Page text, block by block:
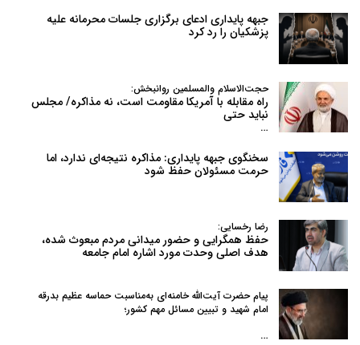
جبهه پایداری ادعای برگزاری جلسات محرمانه علیه
پزشکیان را رد کرد
حجت‌الاسلام والمسلمین روانبخش:
راه مقابله با آمریکا مقاومت است، نه مذاکره/ مجلس
نباید حتی
…
سخنگوی جبهه پایداری: مذاکره نتیجه‌ای ندارد، اما
حرمت مسئولان حفظ شود
رضا رخسایی:
حفظ همگرایی و حضور میدانی مردم مبعوث شده،
هدف اصلی وحدت مورد اشاره امام جامعه
پیام حضرت آیت‌الله خامنه‌ای به‌مناسبت حماسه عظیم بدرقه
امام شهید و تبیین مسائل مهم کشور؛
…